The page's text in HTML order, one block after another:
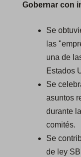
Gobernar con
Se
las
una de
Estados
Se
asuntos
durante
comités.
Se
de ley